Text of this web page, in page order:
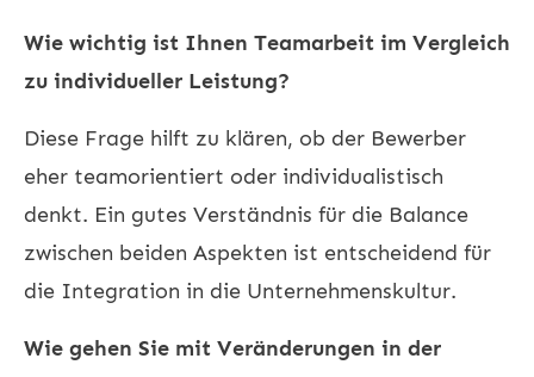
Wie wichtig ist Ihnen Teamarbeit im Vergleich
zu individueller Leistung?
Diese Frage hilft zu klären, ob der Bewerber
eher teamorientiert oder individualistisch
denkt. Ein gutes Verständnis für die Balance
zwischen beiden Aspekten ist entscheidend für
die Integration in die Unternehmenskultur.
Wie gehen Sie mit Veränderungen in der